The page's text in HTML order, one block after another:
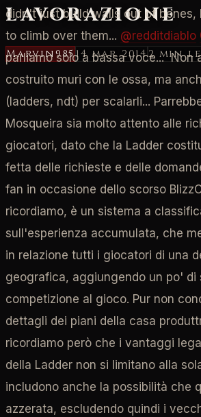
lavorazione
Marvin98514 mar 20142 min
didn't just build walls out of bones,
to climb over them... @redditdiablo
parliamo solo a bassa voce... Non
costruito muri con le ossa, ma
(ladders, ndt) per scalarli...
Mosqueira sia molto attento alle
giocatori, dato che la Ladder
fetta delle richieste e delle
fan in occasione dello scorso
ricordiamo, è un sistema a
sull'esperienza accumulata, che
in relazione tutti i giocatori di una
geografica, aggiungendo un po' di
competizione al gioco. Pur non
dettagli dei piani della casa
ricordiamo però che i vantaggi
della Ladder non si limitano alla
includono anche la possibilità che
azzerata, escludendo quindi i